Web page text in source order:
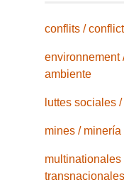
conflits /
environnement
ambiente
luttes sociales
mines / minería
multinationales
transnacionales